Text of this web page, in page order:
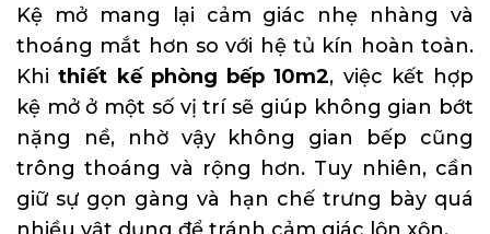
Kệ mở mang lại cảm giác nhẹ nhàng và
thoáng mắt hơn so với hệ tủ kín hoàn toàn.
Khithiết kế phòng bếp 10m2, việc kết hợp
kệ mở ở một số vị trí sẽ giúp không gian bớt
nặng nề, nhờ vậy không gian bếp cũng
trông thoáng và rộng hơn. Tuy nhiên, cần
giữ sự gọn gàng và hạn chế trưng bày quá
nhiều vật dụng để tránh cảm giác lộn xộn.